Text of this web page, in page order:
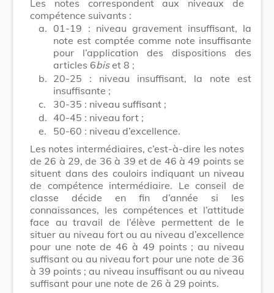
Les notes correspondent aux niveaux de
compétence suivants :
a. 01-19 : niveau gravement insuffisant, la
note est comptée comme note insuffisante
pour l’application des dispositions des
articles 6biset 8 ;
b. 20-25 : niveau insuffisant, la note est
insuffisante ;
c.
30-35 : niveau suffisant ;
d. 40-45 : niveau fort ;
e.
50-60 : niveau d’excellence.
Les notes intermédiaires, c’est-à-dire les notes
de 26 à 29, de 36 à 39 et de 46 à 49 points se
situent dans des couloirs indiquant un niveau
de compétence intermédiaire. Le conseil de
classe décide en fin d’année si les
connaissances, les compétences et l’attitude
face au travail de l’élève permettent de le
situer au niveau fort ou au niveau d’excellence
pour une note de 46 à 49 points ; au niveau
suffisant ou au niveau fort pour une note de 36
à 39 points ; au niveau insuffisant ou au niveau
suffisant pour une note de 26 à 29 points.